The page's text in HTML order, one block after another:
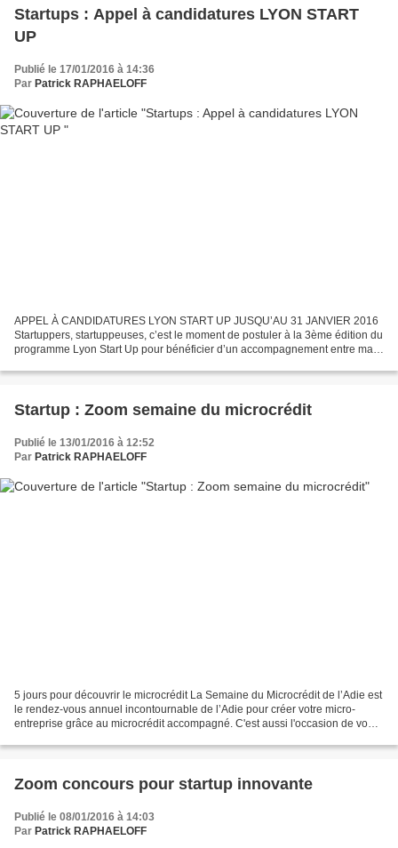
Startups : Appel à candidatures LYON START
UP
Publié le 17/01/2016 à 14:36
Par Patrick RAPHAELOFF
APPEL À CANDIDATURES LYON START UP JUSQU’AU 31 JANVIER 2016
Startuppers, startuppeuses, c’est le moment de postuler à la 3ème édition du
programme Lyon Start Up pour bénéficier d’un accompagnement entre mars
Startup : Zoom semaine du microcrédit
Publié le 13/01/2016 à 12:52
Par Patrick RAPHAELOFF
5 jours pour découvrir le microcrédit La Semaine du Microcrédit de l’Adie est
le rendez-vous annuel incontournable de l’Adie pour créer votre micro-
entreprise grâce au microcrédit accompagné. C'est aussi l'occasion de vous
Zoom concours pour startup innovante
Publié le 08/01/2016 à 14:03
Par Patrick RAPHAELOFF